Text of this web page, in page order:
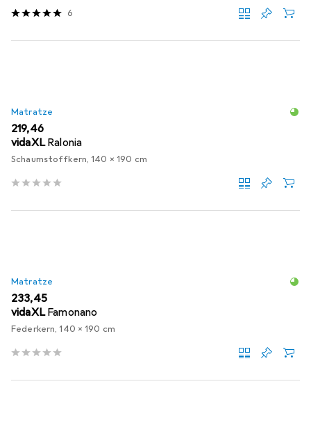
6
Matratze
EUR
219,46
vidaXL Ralonia
Schaumstoffkern, 140 x 190 cm
Matratze
EUR
233,45
vidaXL Famonano
Federkern, 140 x 190 cm